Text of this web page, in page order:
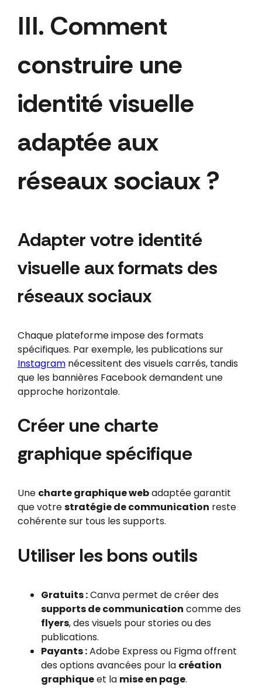
III. Comment
construire une
identité visuelle
adaptée aux
réseaux sociaux ?
Adapter votre identité
visuelle aux formats des
réseaux sociaux
Chaque plateforme impose des formats
spécifiques. Par exemple, les publications sur
Instagramnécessitent des visuels carrés, tandis
que les bannières Facebook demandent une
approche horizontale.
Créer une charte
graphique spécifique
Une charte graphique webadaptée garantit
que votrestratégie de communication reste
cohérente sur tous les supports.
Utiliser les bons outils
Gratuits :Canva permet de créer des
supports de communication comme des
flyers, des visuels pour stories ou des
publications.
Payants :Adobe Express ou Figma offrent
des options avancées pour la création
graphiqueet la mise en page.